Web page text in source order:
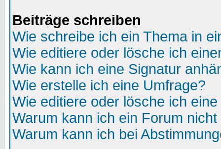
Beiträge schreiben
Wie schreibe ich ein Thema in
Wie editiere oder lösche ich
Wie kann ich eine Signatur
Wie erstelle ich eine Umfrage?
Wie editiere oder lösche ich
Warum kann ich ein Forum
Warum kann ich bei